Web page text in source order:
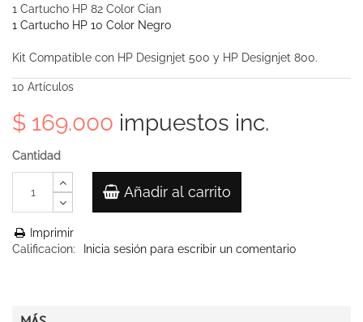
1 Cartucho HP 82 Color Cian
1 Cartucho HP 10 Color Negro
Kit Compatible con HP Designjet 500 y HP Designjet 800.
10 Artículos
$ 169.000 impuestos inc.
Cantidad
Añadir al carrito
Imprimir
Calificacion:
Inicia sesión para escribir un comentario